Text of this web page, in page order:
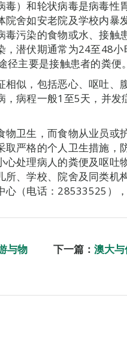
）和轮状病毒是病毒性
舍如安老院及学校内暴
污染的食物或水、接触
潜伏期通常为24至48
主要是接触患者的粪便。
似，包括恶心、呕吐、
病程一般1至5天，并发
卫生，而食物从业员或
严格的个人卫生措施，
处理病人的粪便及呕吐
、学校、院舍及同类机
（电话：28533525），
与物
下一篇： 澳大